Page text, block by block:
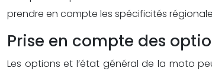
prendre en compte les spécificités
Prise en compte des
Les options et l’état général de la moto